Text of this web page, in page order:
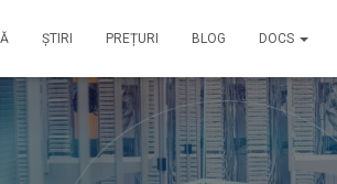
ȘTIRI PREȚURI BLOG DOCS